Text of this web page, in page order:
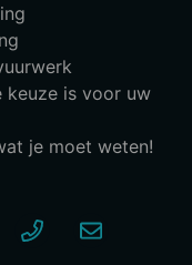
keuze is voor uw
je moet weten!